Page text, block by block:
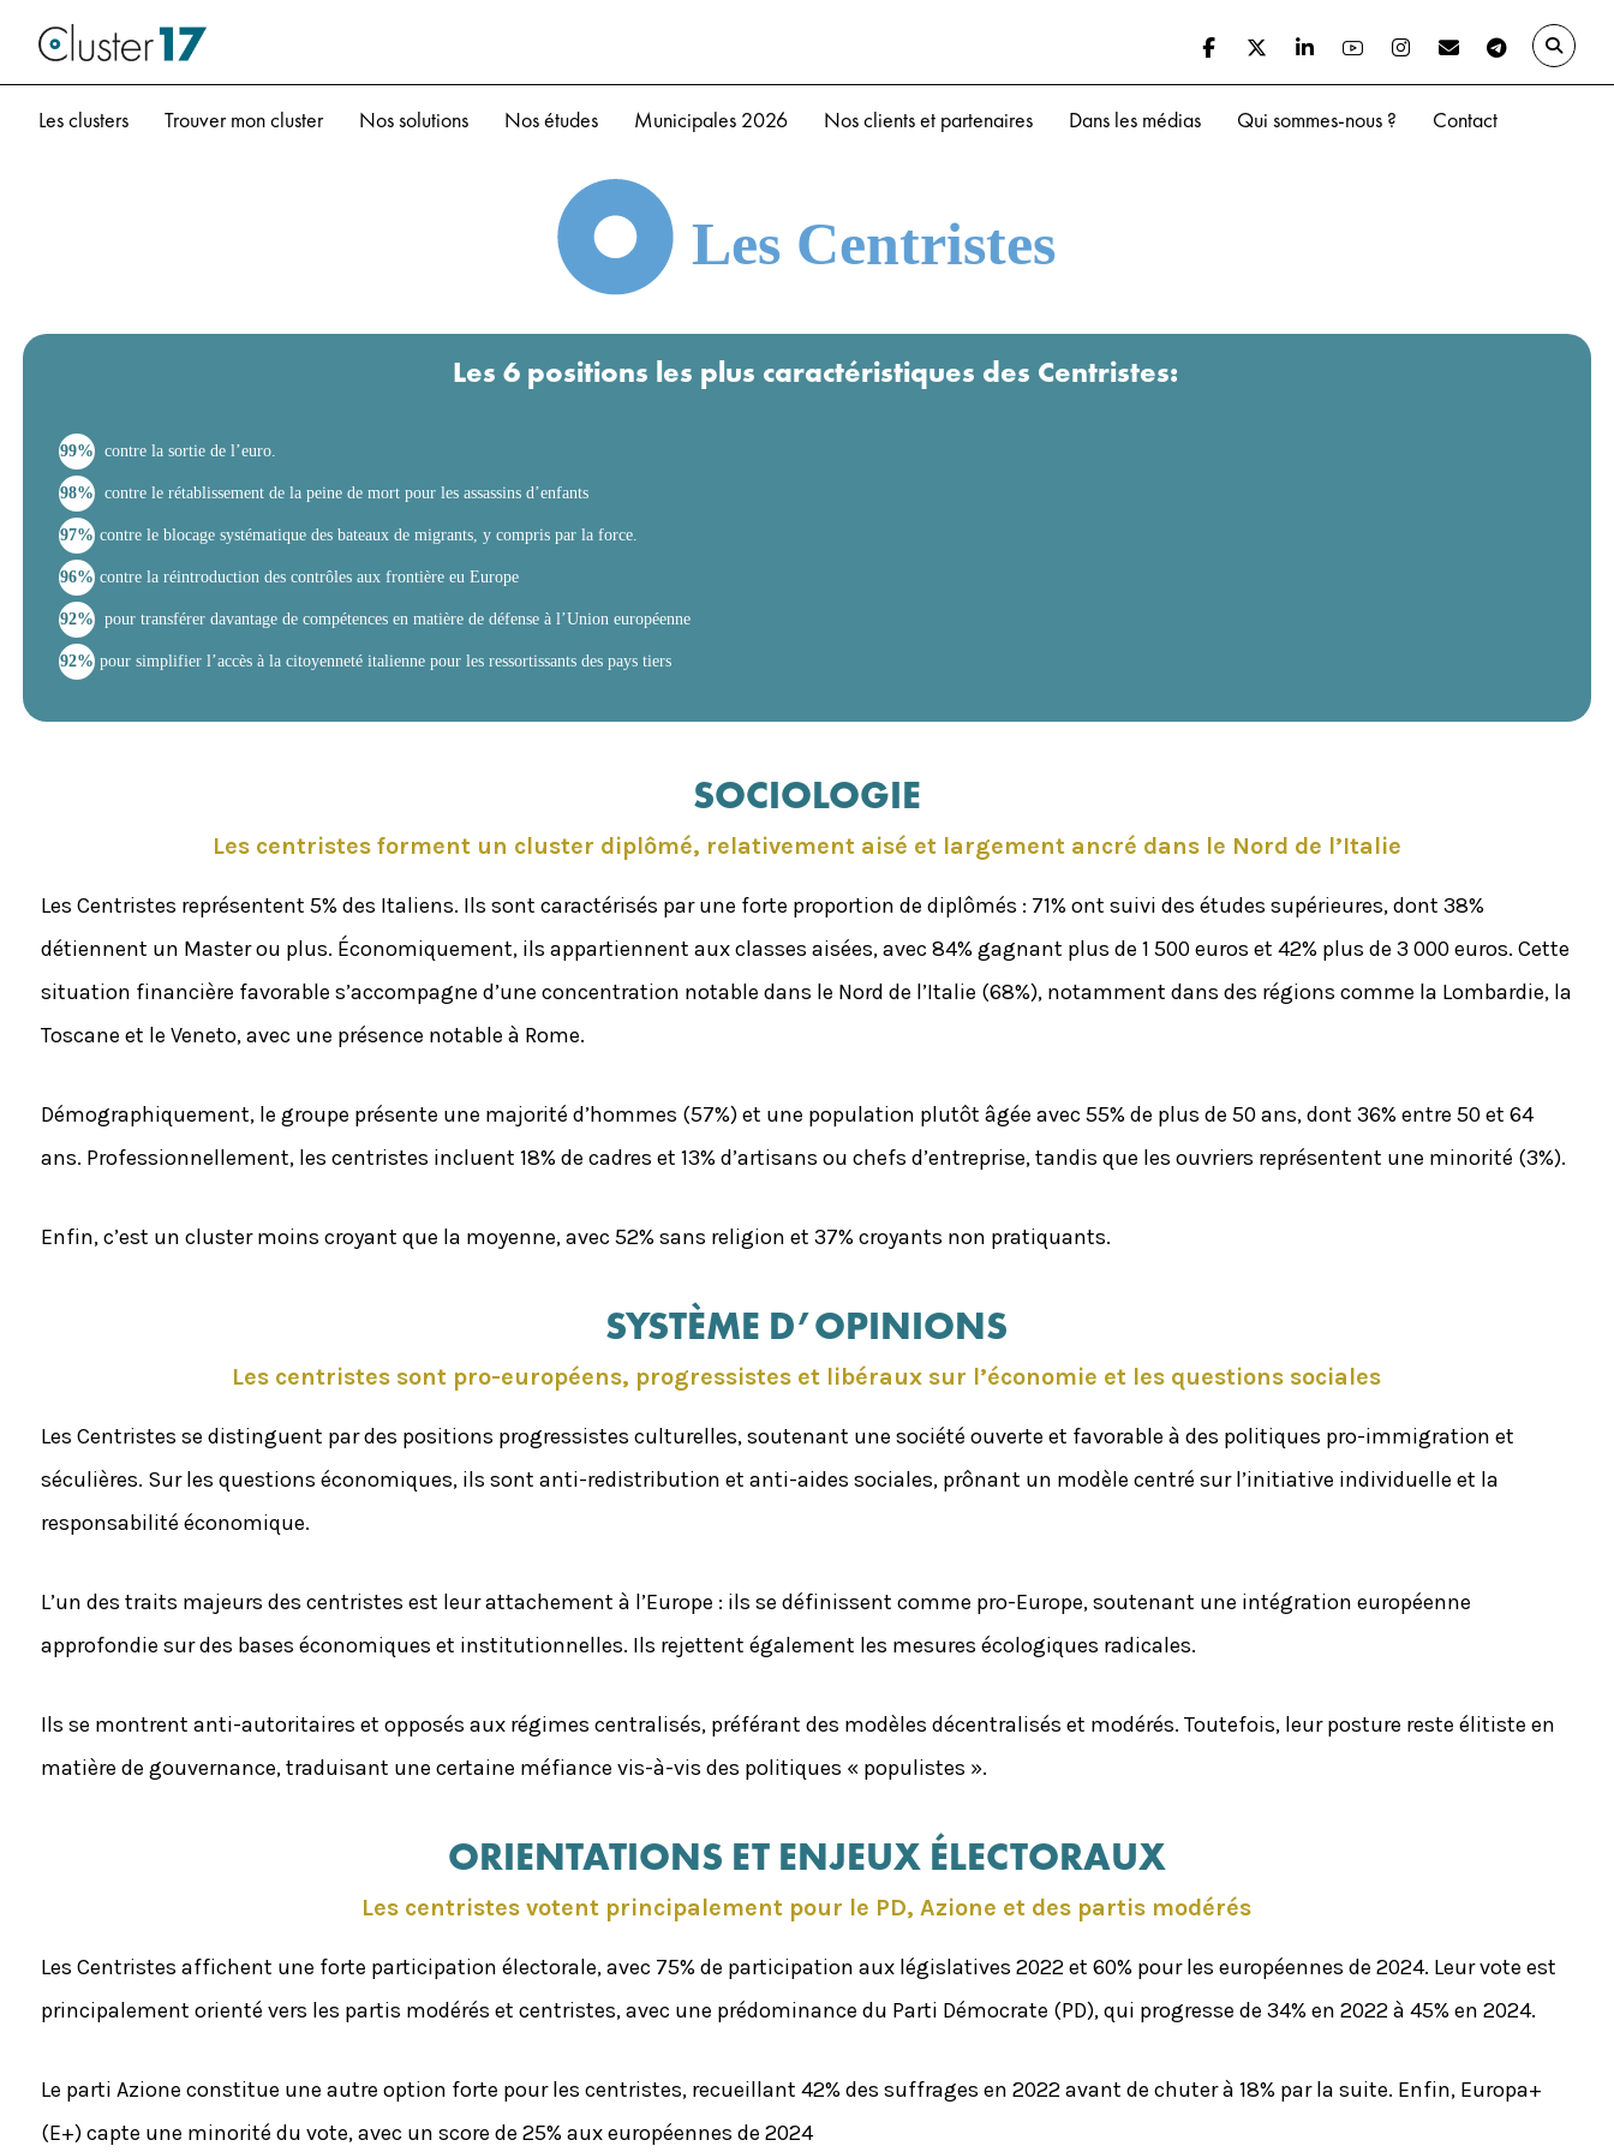
Les clusters Trouver mon cluster Nos solutions Nos études Municipales 2026 Nos clients et partenaires Dans les médias Qui sommes-nous ? Contact
Les Centristes
Les 6 positions les plus caractéristiques des Centristes:
99%contre la sortie de l’euro.
98%contre le rétablissement de la peine de mort pour les assassins d’enfants
97%contre le blocage systématique des bateaux de migrants, y compris par la force.
96%contre la réintroduction des contrôles aux frontière eu Europe
92%pour transférer davantage de compétences en matière de défense à l’Union européenne
92%pour simplifier l’accès à la citoyenneté italienne pour les ressortissants des pays tiers
SOCIOLOGIE
Les centristes forment un cluster diplômé, relativement aisé et largement ancré dans le Nord de l’Italie
Les Centristes représentent 5% des Italiens. Ils sont caractérisés par une forte proportion de diplômés : 71% ont suivi des études supérieures, dont 38%
détiennent un Master ou plus. Économiquement, ils appartiennent aux classes aisées, avec 84% gagnant plus de 1 500 euros et 42% plus de 3 000 euros. Cette
situation financière favorable s’accompagne d’une concentration notable dans le Nord de l’Italie (68%), notamment dans des régions comme la Lombardie, la
Toscane et le Veneto, avec une présence notable à Rome.
Démographiquement, le groupe présente une majorité d’hommes (57%) et une population plutôt âgée avec 55% de plus de 50 ans, dont 36% entre 50 et 64
ans. Professionnellement, les centristes incluent 18% de cadres et 13% d’artisans ou chefs d’entreprise, tandis que les ouvriers représentent une minorité (3%).
Enfin, c’est un cluster moins croyant que la moyenne, avec 52% sans religion et 37% croyants non pratiquants.
SYSTÈME D’OPINIONS
Les centristes sont pro-européens, progressistes et libéraux sur l’économie et les questions sociales
Les Centristes se distinguent par des positions progressistes culturelles, soutenant une société ouverte et favorable à des politiques pro-immigration et
séculières. Sur les questions économiques, ils sont anti-redistribution et anti-aides sociales, prônant un modèle centré sur l’initiative individuelle et la
responsabilité économique.
L’un des traits majeurs des centristes est leur attachement à l’Europe : ils se définissent comme pro-Europe, soutenant une intégration européenne
approfondie sur des bases économiques et institutionnelles. Ils rejettent également les mesures écologiques radicales.
Ils se montrent anti-autoritaires et opposés aux régimes centralisés, préférant des modèles décentralisés et modérés. Toutefois, leur posture reste élitiste en
matière de gouvernance, traduisant une certaine méfiance vis-à-vis des politiques « populistes ».
ORIENTATIONS ET ENJEUX ÉLECTORAUX
Les centristes votent principalement pour le PD, Azione et des partis modérés
Les Centristes affichent une forte participation électorale, avec 75% de participation aux législatives 2022 et 60% pour les européennes de 2024. Leur vote est
principalement orienté vers les partis modérés et centristes, avec une prédominance du Parti Démocrate (PD), qui progresse de 34% en 2022 à 45% en 2024.
Le parti Azione constitue une autre option forte pour les centristes, recueillant 42% des suffrages en 2022 avant de chuter à 18% par la suite. Enfin, Europa+
(E+) capte une minorité du vote, avec un score de 25% aux européennes de 2024